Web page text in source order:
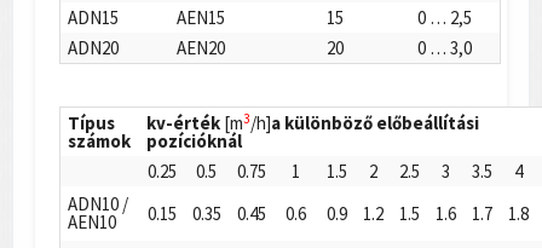
ADN15
AEN15 15
0 … 2,5
ADN20
AEN20 20 0 … 3,0
Típus
számok
kv-érték [m3/h]a különböző előbeállítási
pozícióknál
0.25
0.5 0.75 1 1.5 2 2.5 3 3.5
4
ADN10 /
AEN10 0.15 0.35 0.45 0.6 0.9 1.2 1.5 1.6 1.7 1.8